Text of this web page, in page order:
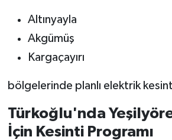
Altınyayla
Akgümüş
Kargaçayırı
bölgelerinde planlı elektrik
Türkoğlu'nda
İçin Kesinti Programı